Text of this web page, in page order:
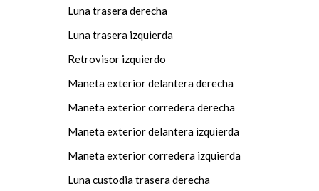
Luna trasera derecha
Luna trasera izquierda
Retrovisor izquierdo
Maneta exterior delantera derecha
Maneta exterior corredera derecha
Maneta exterior delantera izquierda
Maneta exterior corredera izquierda
Luna custodia trasera derecha